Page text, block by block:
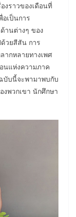
งราวของเดือนที่
เป็นการ
านต่างๆ ของ
วยสีสัน การ
กหลายทางเพศ
อนแห่งความภาค
บับนี้จะพามาพบกับ
งพวกเขา นักศึกษา